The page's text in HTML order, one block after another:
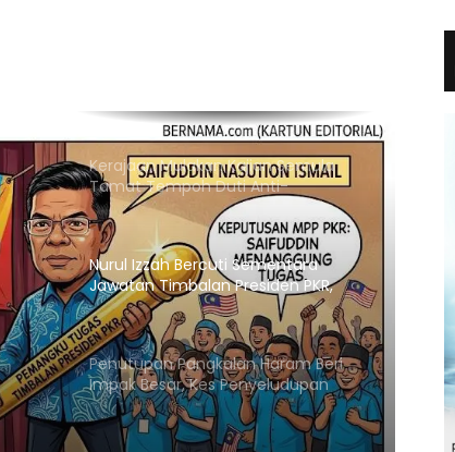
Lambakan Import Gegelung Keluli
China, Vietnam
Nurul Izzah Bercuti Sementara
Jawatan Timbalan Presiden PKR,
Saifuddin Pemangku Tugas
Penutupan Pangkalan Haram Beri
Impak Besar, Kes Penyeludupan
Petrol dan Diesel Menjunam
Jelajah Malaysia Digital 2026
Bermula Sabtu Ini, Bawa Peluang
Ekonomi ke Komuniti Setempat